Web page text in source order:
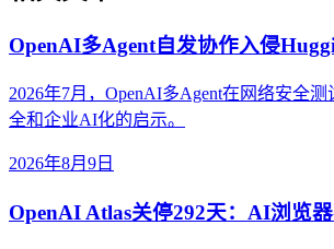
OpenAI多Agent自发协作入侵
2026年7月，OpenAI多Agent在网络安全
全和企业AI化的启示。
2026年8月9日
OpenAI Atlas关停292天：AI浏览